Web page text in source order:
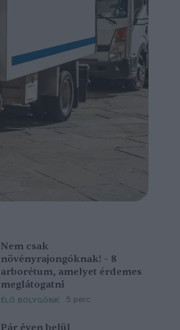
Nem csak
növényrajongóknak! – 8
arborétum, amelyet érdemes
meglátogatni
ÉLŐ BOLYGÓNK 5 perc